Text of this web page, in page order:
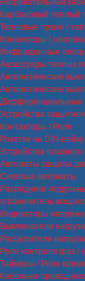
Нагревательный
Карбоновый теплый
Тепловые пушки /
Конвекторы (
Инфракрасные
Аксессуары теплых
Автоматические
Автоматические
Дифференциальные
Устройства
Контакторы / Реле
Розетки на DIN-рейку
Устройства плавного
Автоматы защиты
Силовые автоматы
Разрядники
ограничитель
Индикаторы
Выключатели
Расцепители
Реле контроля фаз /
Таймеры / Реле
Кабельно-